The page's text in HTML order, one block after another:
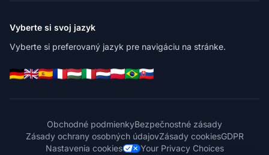
Vyberte si svoj jazyk
Vyberte si preferovaný jazyk pre navigáciu na stránke.
Obchodné podmienkyBezpečnostné zásady
Zásady ochrany osobných údajovZásady cookiesGDPR
Nastavenia cookies
Your Privacy Choices